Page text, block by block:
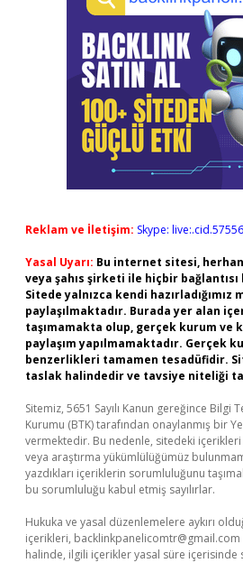
Reklam ve İletişim: Skype:
Yasal Uyarı: Bu internet sitesi,
veya şahıs şirketi ile hiçbir
Sitede yalnızca kendi hazırladığımız
paylaşılmaktadır. Burada yer alan
taşımamakta olup, gerçek kurum ve
paylaşım yapılmamaktadır. Gerçek
benzerlikleri tamamen tesadüfidir.
taslak halindedir ve tavsiye niteliği
Sitemiz, 5651 Sayılı Kanun gereğince Bilgi
Kurumu (BTK) tarafından onaylanmış bir
vermektedir. Bu nedenle, sitedeki
veya araştırma yükümlülüğümüz
yazdıkları içeriklerin sorumluluğunu
bu sorumluluğu kabul etmiş sayılırlar.
Hukuka ve yasal düzenlemelere aykırı
içerikleri, backlinkpanelicomtr@gmail.com
halinde, ilgili içerikler yasal süre içerisinde